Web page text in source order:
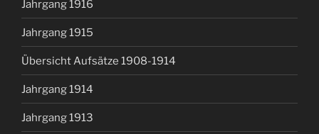
Jahrgang 1916
Jahrgang 1915
Übersicht Aufsätze 1908-1914
Jahrgang 1914
Jahrgang 1913